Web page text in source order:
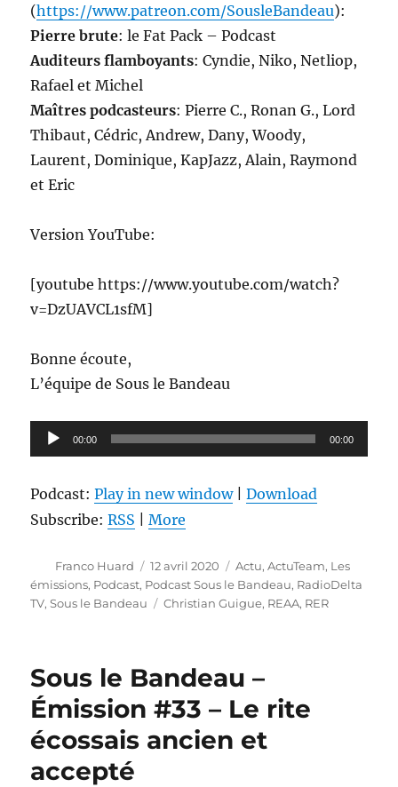
(https://www.patreon.com/SousleBandeau):
Pierre brute: le Fat Pack – Podcast
Auditeurs flamboyants: Cyndie, Niko, Netliop,
Rafael et Michel
Maîtres podcasteurs: Pierre C., Ronan G., Lord
Thibaut, Cédric, Andrew, Dany, Woody,
Laurent, Dominique, KapJazz, Alain, Raymond
et Eric
Version YouTube:
[youtube https://www.youtube.com/watch?
v=DzUAVCL1sfM]
Bonne écoute,
L’équipe de Sous le Bandeau
Lecteur
audio
00:00 00:00
Podcast:Play in new window|Download
Subscribe:RSS |More
Auteur
Franco Huard
Publié
le
12 avril 2020 Catégories
Actu,ActuTeam, Les
émissions, Podcast, Podcast Sous le Bandeau, RadioDelta
TV,Sous le Bandeau Étiquettes
Christian Guigue, REAA, RER
Sous le Bandeau –
Émission #33 – Le rite
écossais ancien et
accepté